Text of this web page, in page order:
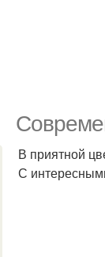
В приятной
С